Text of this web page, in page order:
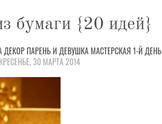
бумаги {20 идей}
ДЕКОР ПАРЕНЬ И ДЕВУШКА МАСТЕРСКАЯ 1-Й ДЕНЬ
30 МАРТА 2014